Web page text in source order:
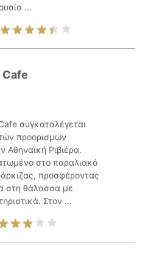
...
Cafe
συγκαταλέγεται
προορισμών
Αθηναϊκή Ριβιέρα.
στο παραλιακό
προσφέροντας
στη θάλασσα με
Στον ...